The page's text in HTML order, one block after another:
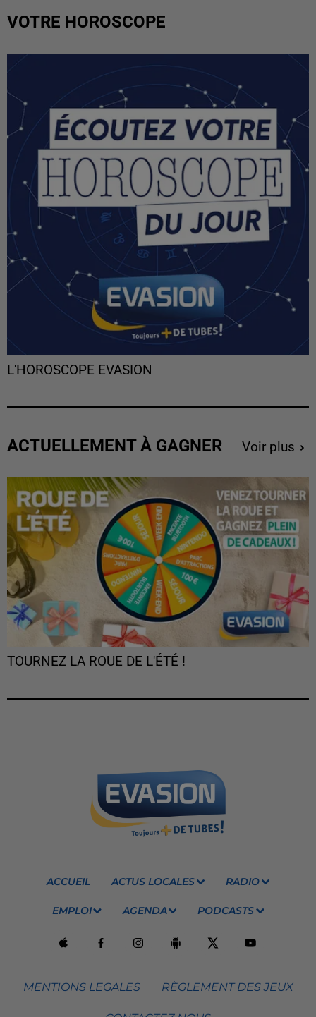
VOTRE HOROSCOPE
L'HOROSCOPE EVASION
ACTUELLEMENT À GAGNER Voir plus
TOURNEZ LA ROUE DE L'ÉTÉ !
ACCUEIL ACTUS LOCALES RADIO
EMPLOI AGENDA PODCASTS
MENTIONS LEGALES RÈGLEMENT DES JEUX